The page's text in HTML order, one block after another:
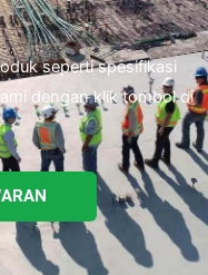
seperti spesifikasi
dengan klik tombol di